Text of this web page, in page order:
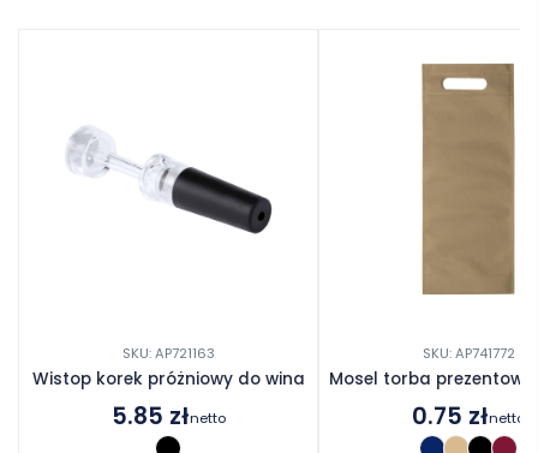
SKU: AP721163
Wistop korek próżniowy do wina
5.85 złnetto
SKU: AP741772
Mosel torba
0.75 złnetto